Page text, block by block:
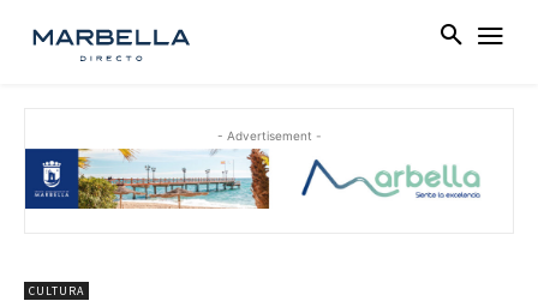
- Advertisement -
CULTURA